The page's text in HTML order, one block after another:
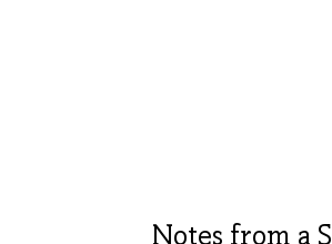
Notes from a